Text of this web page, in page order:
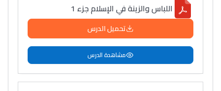
اللباس والزينة في الإسلام جزء 1
تحميل الدرس
مشاهدة الدرس